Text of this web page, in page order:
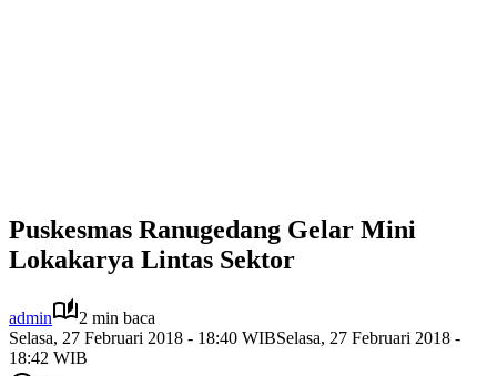
Puskesmas Ranugedang Gelar Mini
Lokakarya Lintas Sektor
admin
2 min baca
Selasa, 27 Februari 2018 - 18:40 WIBSelasa, 27 Februari 2018 -
18:42 WIB